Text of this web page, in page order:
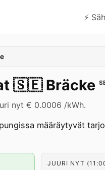
⚡️
🇸🇪 Bräcke
nyt € 0.0006 /kWh.
määräytyvät
JUURI NYT